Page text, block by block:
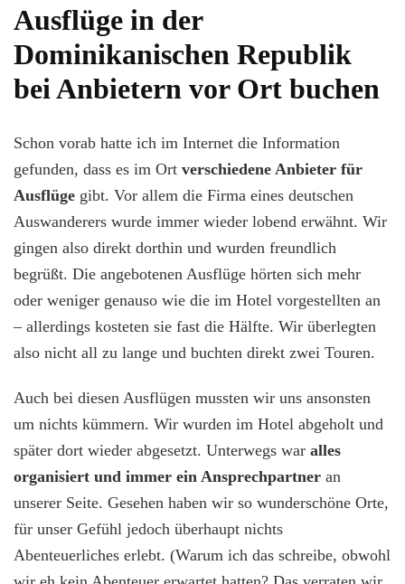
Ausflüge in der
Dominikanischen Republik
bei Anbietern vor Ort buchen
Schon vorab hatte ich im Internet die Information
gefunden, dass es im Ort verschiedene Anbieter für
Ausflüge gibt. Vor allem die Firma eines deutschen
Auswanderers wurde immer wieder lobend erwähnt. Wir
gingen also direkt dorthin und wurden freundlich
begrüßt. Die angebotenen Ausflüge hörten sich mehr
oder weniger genauso wie die im Hotel vorgestellten an
– allerdings kosteten sie fast die Hälfte. Wir überlegten
also nicht all zu lange und buchten direkt zwei Touren.
Auch bei diesen Ausflügen mussten wir uns ansonsten
um nichts kümmern. Wir wurden im Hotel abgeholt und
später dort wieder abgesetzt. Unterwegs war alles
organisiert und immer ein Ansprechpartner an
unserer Seite. Gesehen haben wir so wunderschöne Orte,
für unser Gefühl jedoch überhaupt nichts
Abenteuerliches erlebt. (Warum ich das schreibe, obwohl